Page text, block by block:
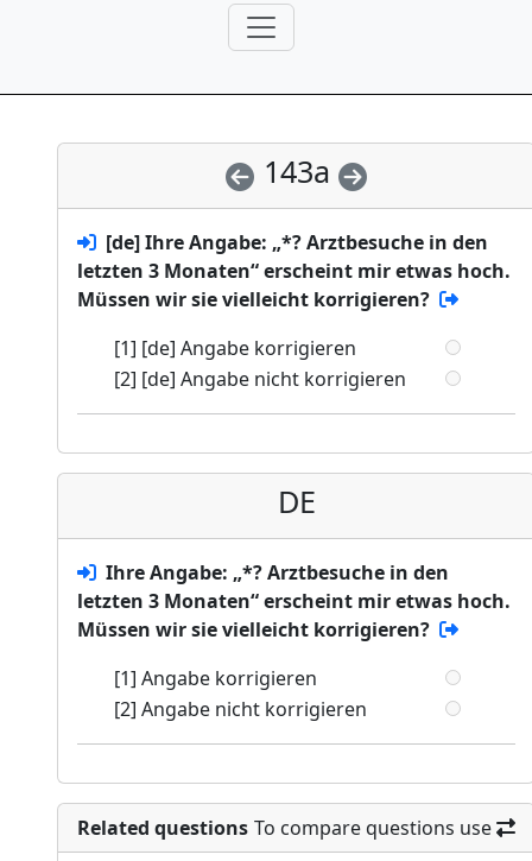
143a
[de] Ihre Angabe: „*? Arztbesuche in den
letzten 3 Monaten“ erscheint mir etwas hoch.
Müssen wir sie vielleicht korrigieren?
[1] [de] Angabe korrigieren
[2] [de] Angabe nicht korrigieren
DE
Ihre Angabe: „*? Arztbesuche in den
letzten 3 Monaten“ erscheint mir etwas hoch.
Müssen wir sie vielleicht korrigieren?
[1] Angabe korrigieren
[2] Angabe nicht korrigieren
Related questions To compare questions use